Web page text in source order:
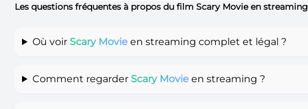
Les questions fréquentes à propos du film Scary Movie en streaming
Où voir Scary Movieen streaming complet et légal ?
Comment regarder Scary Movieen streaming ?